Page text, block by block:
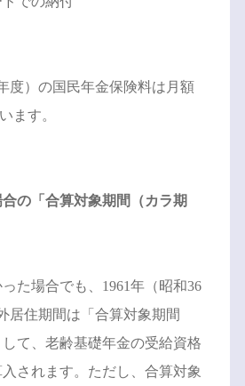
度）の国民年金保険料は月額
ます。
の「合算対象期間（カラ期
た場合でも、1961年（昭和36
居住期間は「合算対象期間
して、老齢基礎年金の受給資格
されます。ただし、合算対象